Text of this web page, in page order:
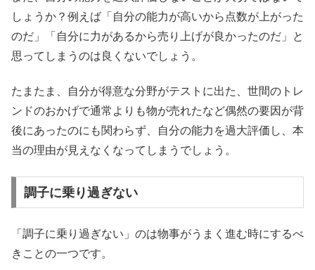
しょうか？例えば「自分の能力が高いから点数が上がった
のだ」「自分に力があるから売り上げが良かったのだ」と
思ってしまうのは良くないでしょう。
たまたま、自分が得意な分野がテストに出た、世間のトレ
ンドのおかげで通常よりも物が売れたなど偶然の要因が背
後にあったのにも関わらず、自分の能力を過大評価し、本
当の理由が見えなくなってしまうでしょう。
調子に乗り過ぎない
「調子に乗り過ぎない」のは物事がうまく進む時にするべ
きことの一つです。